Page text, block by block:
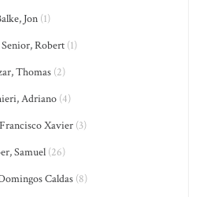
Jon (1)
Robert(1)
Thomas(2)
Adriano (4)
Xavier(3)
Samuel (26)
Caldas (8)